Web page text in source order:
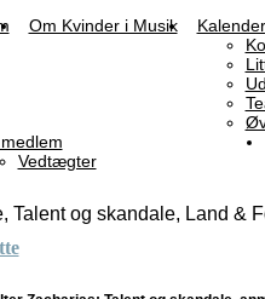
Om Kvinder i Musik
Kalender
Vedtægter
Talent og skandale, Land &